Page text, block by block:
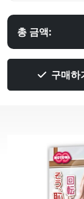
총 금액:
구매하